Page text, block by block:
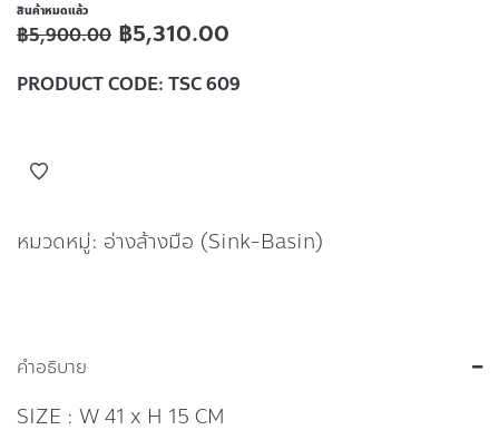
สินค้าหมดแล้ว
฿5,900.00 ฿5,310.00
PRODUCT CODE: TSC 609
หมวดหมู่: อ่างล้างมือ (Sink-Basin)
คำอธิบาย
SIZE : W 41 x H 15 CM